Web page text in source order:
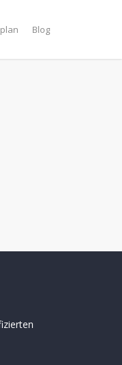
Blog